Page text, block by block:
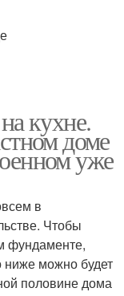
кухне.
доме
уже
в
Чтобы
фундаменте,
ниже можно будет
половине дома